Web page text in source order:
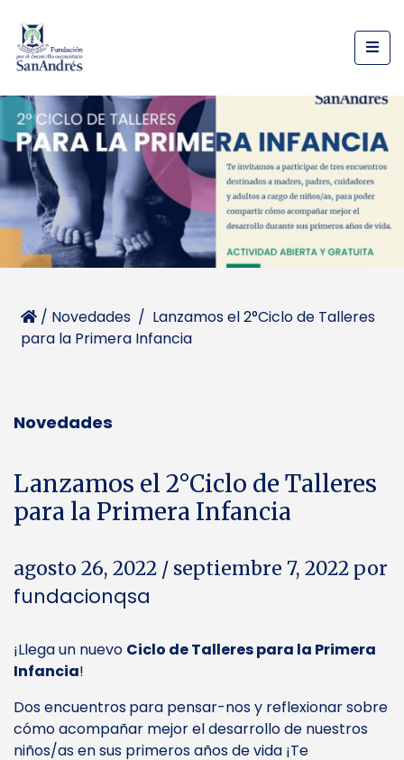
/ Novedades / Lanzamos el 2°Ciclo de Talleres
para la Primera Infancia
Novedades
Lanzamos el 2°Ciclo de Talleres
para la Primera Infancia
agosto 26, 2022 / septiembre 7, 2022 por
fundacionqsa
¡Llega un nuevo Ciclo de Talleres para la Primera
Infancia!
Dos encuentrospara pensar-nos y reflexionar sobre
cómo acompañar mejor el desarrollo de nuestros
niños/as en sus primeros años de vida ¡Te